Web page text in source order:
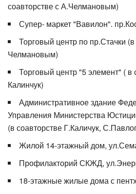
соавторстве с А.Челмановым)
Супер- маркет "Вавилон".
Торговый центр по пр.Стачки
Челмановым)
Торговый центр "5 элемент" ( в
Калинчук)
Административное здание
Управления Министерства
(в соавторстве Г.Каличук,
Жилой 14-этажный дом,
Профилакторий СКЖД,
18-этажные жилые дома с